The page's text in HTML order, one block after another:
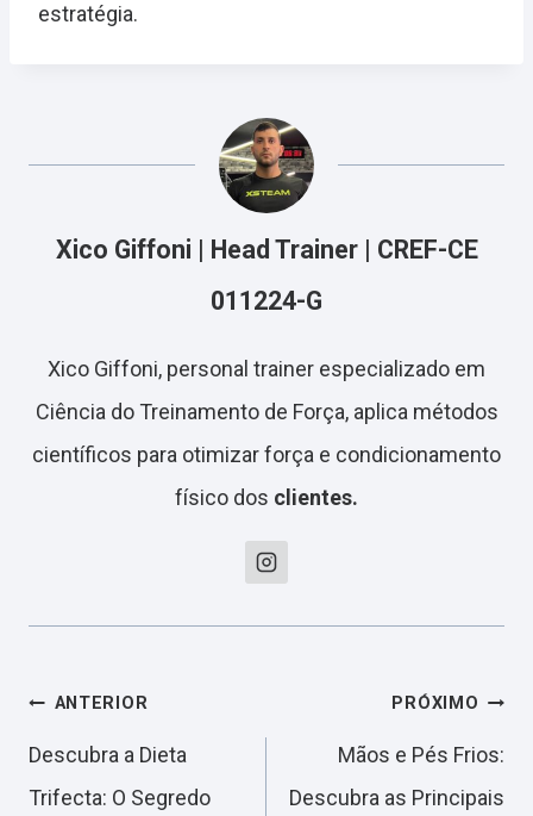
estratégia.
Xico Giffoni | Head Trainer | CREF-CE
011224-G
Xico Giffoni, personal trainer especializado em
Ciência do Treinamento de Força, aplica métodos
científicos para otimizar força e condicionamento
físico dos clientes.
Navegação
de
ANTERIOR
Descubra a Dieta
Trifecta: O Segredo
PRÓXIMO
Mãos e Pés Frios:
Descubra as Principais